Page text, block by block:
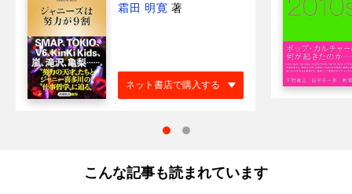
霜田 明寛 著
ネット書店で購入する
こんな記事も読まれています